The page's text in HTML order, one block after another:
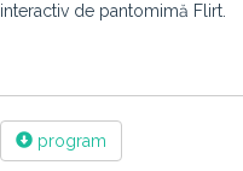
interactiv de pantomimă Flirt.
program